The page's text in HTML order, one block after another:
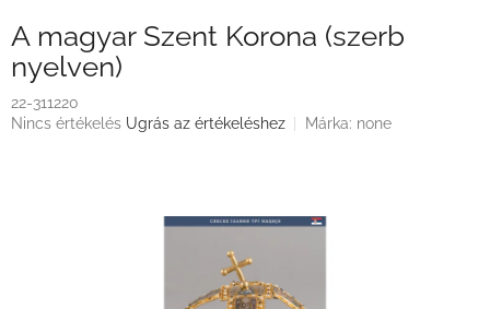
A magyar Szent Korona (szerb
nyelven)
22-311220
A
Nincs értékelés Ugrás az értékeléshez Márka: none